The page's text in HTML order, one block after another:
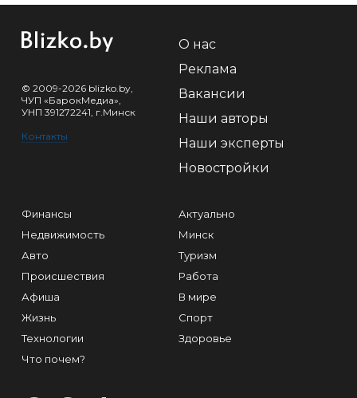
© 2009-2026 blizko.by,
ЧУП «БарокМедиа»,
УНП 391272241, г.Минск
Контакты
О нас
Реклама
Вакансии
Наши авторы
Наши эксперты
Новостройки
Финансы
Недвижимость
Авто
Происшествия
Афиша
Жизнь
Технологии
Что почем?
Актуально
Минск
Туризм
Работа
В мире
Спорт
Здоровье